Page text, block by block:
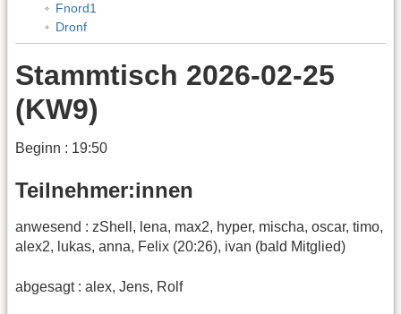
Fnord1
Dronf
Stammtisch 2026-02-25
(KW9)
Beginn : 19:50
Teilnehmer:innen
anwesend : zShell, lena, max2, hyper, mischa, oscar, timo,
alex2, lukas, anna, Felix (20:26), ivan (bald Mitglied)
abgesagt : alex, Jens, Rolf